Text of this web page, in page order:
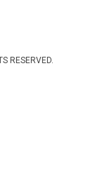
RESERVED.